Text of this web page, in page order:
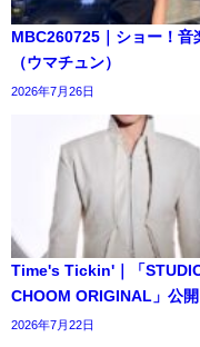
MBC260725｜ショー！音
（ウマチュン）
2026年7月26日
Time's Tickin'｜「
CHOOM ORIGINAL」公開
2026年7月22日